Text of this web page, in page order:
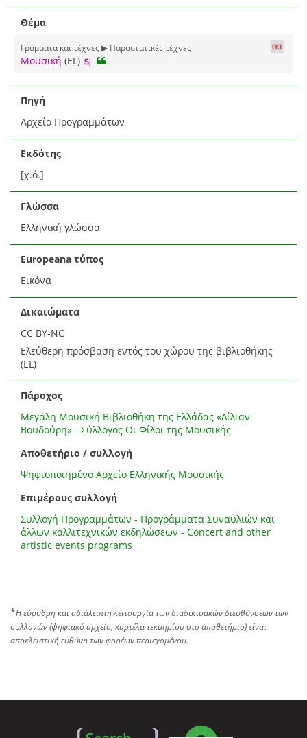
Θέμα
Γράμματα και τέχνες ▶ Παραστατικές τέχνες
Μουσική (EL)
Πηγή
Αρχείο Προγραμμάτων
Εκδότης
[χ.ό.]
Γλώσσα
Ελληνική γλώσσα
Europeana τύπος
Εικόνα
Δικαιώματα
CC BY-NC
Ελεύθερη πρόσβαση εντός του χώρου της βιβλιοθήκης
(EL)
Πάροχος
Μεγάλη Μουσική Βιβλιοθήκη της Ελλάδας «Λίλιαν
Βουδούρη» - Σύλλογος Οι Φίλοι της Μουσικής
Αποθετήριο / συλλογή
Ψηφιοποιημένο Αρχείο Ελληνικής Μουσικής
Επιμέρους συλλογή
Συλλογή Προγραμμάτων - Προγράμματα Συναυλιών και
άλλων καλλιτεχνικών εκδηλώσεων - Concert and other
artistic events programs
*Η εύρυθμη και αδιάλειπτη λειτουργία των διαδικτυακών διευθύνσεων των
συλλογών (ψηφιακό αρχείο, καρτέλα τεκμηρίου στο αποθετήριο) είναι
αποκλειστική ευθύνη των φορέων περιεχομένου.